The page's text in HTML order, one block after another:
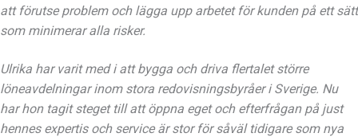
att förutse problem och lägga upp arbetet för kunden på ett sätt
som minimerar alla risker.
Ulrika har varit med i att bygga och driva flertalet större
löneavdelningar inom stora redovisningsbyråer i Sverige. Nu
har hon tagit steget till att öppna eget och efterfrågan på just
hennes expertis och service är stor för såväl tidigare som nya